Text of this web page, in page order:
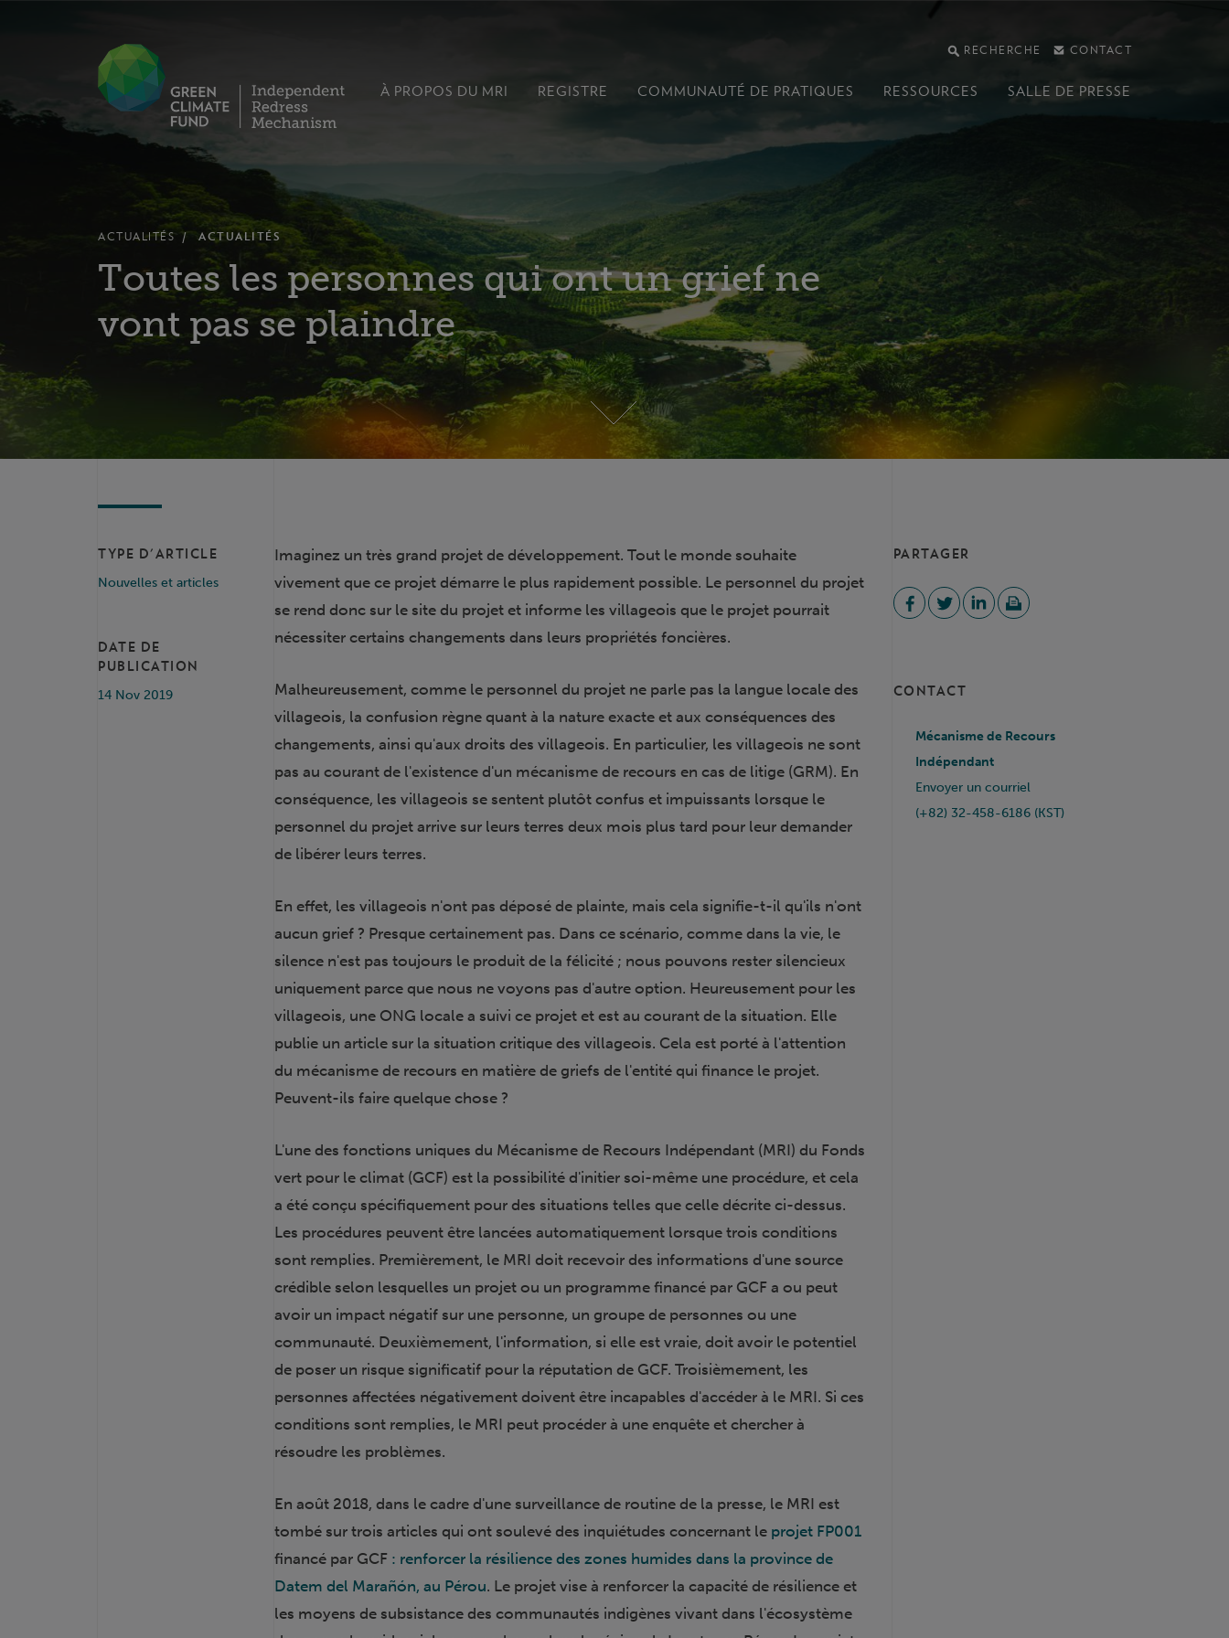
RECHERCHE CONTACT
À PROPOS DU MRI REGISTRE COMMUNAUTÉ DE PRATIQUES RESSOURCES SALLE DE PRESSE
ACTUALITÉS ACTUALITÉS
Toutes les personnes qui ont un grief ne
vont pas se plaindre
TYPE D'ARTICLE
Nouvelles et articles
DATE DE
PUBLICATION
14 Nov 2019
Imaginez un très grand projet de développement. Tout le monde souhaite
vivement que ce projet démarre le plus rapidement possible. Le personnel du projet
se rend donc sur le site du projet et informe les villageois que le projet pourrait
nécessiter certains changements dans leurs propriétés foncières.
Malheureusement, comme le personnel du projet ne parle pas la langue locale des
villageois, la confusion règne quant à la nature exacte et aux conséquences des
changements, ainsi qu'aux droits des villageois. En particulier, les villageois ne sont
pas au courant de l'existence d'un mécanisme de recours en cas de litige (GRM). En
conséquence, les villageois se sentent plutôt confus et impuissants lorsque le
personnel du projet arrive sur leurs terres deux mois plus tard pour leur demander
de libérer leurs terres.
En effet, les villageois n'ont pas déposé de plainte, mais cela signifie-t-il qu'ils n'ont
aucun grief ? Presque certainement pas. Dans ce scénario, comme dans la vie, le
silence n'est pas toujours le produit de la félicité ; nous pouvons rester silencieux
uniquement parce que nous ne voyons pas d'autre option. Heureusement pour les
villageois, une ONG locale a suivi ce projet et est au courant de la situation. Elle
publie un article sur la situation critique des villageois. Cela est porté à l'attention
du mécanisme de recours en matière de griefs de l'entité qui finance le projet.
Peuvent-ils faire quelque chose ?
L'une des fonctions uniques du Mécanisme de Recours Indépendant (MRI) du Fonds
vert pour le climat (GCF) est la possibilité d'initier soi-même une procédure, et cela
a été conçu spécifiquement pour des situations telles que celle décrite ci-dessus.
Les procédures peuvent être lancées automatiquement lorsque trois conditions
sont remplies. Premièrement, le MRI doit recevoir des informations d'une source
crédible selon lesquelles un projet ou un programme financé par GCF a ou peut
avoir un impact négatif sur une personne, un groupe de personnes ou une
communauté. Deuxièmement, l'information, si elle est vraie, doit avoir le potentiel
de poser un risque significatif pour la réputation de GCF. Troisièmement, les
personnes affectées négativement doivent être incapables d'accéder à le MRI. Si ces
conditions sont remplies, le MRI peut procéder à une enquête et chercher à
résoudre les problèmes.
En août 2018, dans le cadre d'une surveillance de routine de la presse, le MRI est
tombé sur trois articles qui ont soulevé des inquiétudes concernant le projet FP001
financé par GCF : renforcer la résilience des zones humides dans la province de
Datem del Marañón, au Pérou. Le projet vise à renforcer la capacité de résilience et
les moyens de subsistance des communautés indigènes vivant dans l'écosystème
PARTAGER
CONTACT
Mécanisme de Recours
Indépendant
Envoyer un courriel
(+82) 32-458-6186 (KST)